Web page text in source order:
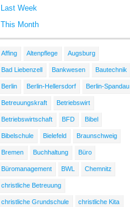
Last Week
This Month
Affing Altenpflege Augsburg
Bad Liebenzell Bankwesen Bautechnik
Berlin Berlin-Hellersdorf Berlin-Spandau
Betreuungskraft Betriebswirt
Betriebswirtschaft BFD Bibel
Bibelschule Bielefeld Braunschweig
Bremen Buchhaltung Büro
Büromanagement BWL Chemnitz
christliche Betreuung
christliche Grundschule christliche Kita